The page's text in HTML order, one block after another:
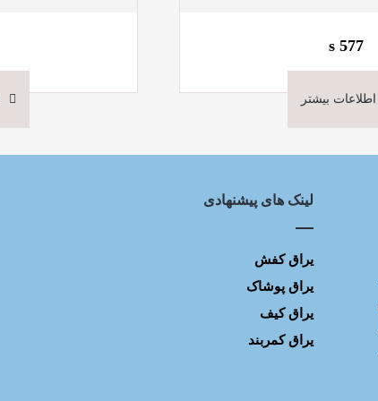
s 577
اطلاعات بیشتر
لینک های پیشنهادی
یراق کفش
یراق پوشاک
یراق کیف
یراق کمربند